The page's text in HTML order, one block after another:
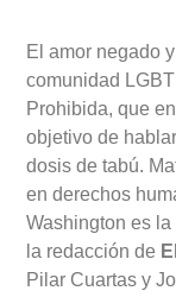
El amor negado
comunidad
Prohibida, que
objetivo de
dosis de tabú.
en derechos
Washington es
la redacción de
Pilar Cuartas y